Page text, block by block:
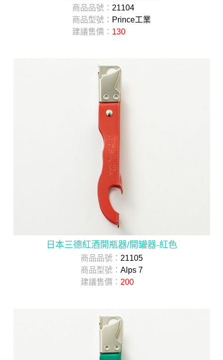
商品品號： 21104
商品型號： Prince工業
建議售價： 130
日本三德紅酒開瓶器/開罐器-紅色
商品品號： 21105
商品型號： Alps 7
建議售價： 200